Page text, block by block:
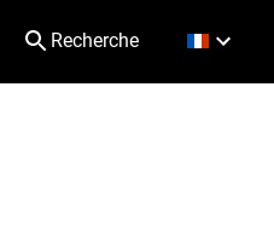
Recherche